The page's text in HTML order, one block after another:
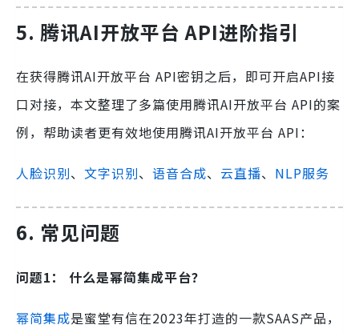
5. 腾讯AI开放平台 API进阶指引
在获得腾讯AI开放平台 API密钥之后，即可开启API接
口对接，本文整理了多篇使用腾讯AI开放平台 API的案
例，帮助读者更有效地使用腾讯AI开放平台 API：
人脸识别、 文字识别、 语音合成、 云直播、 NLP服务
6. 常见问题
问题1： 什么是幂简集成平台？
幂简集成是蜜堂有信在2023年打造的一款SAAS产品，